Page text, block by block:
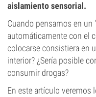
aislamiento sensorial.
Cuando pensamos en
automáticamente con el
colocarse consistiera en
interior? ¿Sería posible
consumir drogas?
En este artículo veremos